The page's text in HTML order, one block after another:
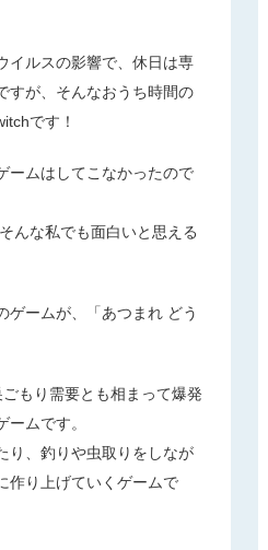
イルスの影響で、休日は専
すが、そんなおうち時間の
です！
ームはしてこなかったので
んな私でも面白いと思える
ゲームが、「あつまれ どう
もり需要とも相まって爆発
ームです。
り、釣りや虫取りをしなが
作り上げていくゲームで